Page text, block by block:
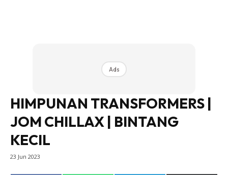
Ads
HIMPUNAN TRANSFORMERS |
JOM CHILLAX | BINTANG
KECIL
23 Jun 2023